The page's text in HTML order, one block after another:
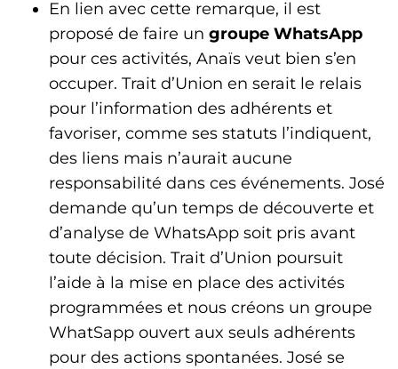
En lien avec cette remarque, il est
proposé de faire un groupe WhatsApp
pour ces activités, Anaïs veut bien s’en
occuper. Trait d’Union en serait le relais
pour l’information des adhérents et
favoriser, comme ses statuts l’indiquent,
des liens mais n’aurait aucune
responsabilité dans ces événements. José
demande qu’un temps de découverte et
d’analyse de WhatsApp soit pris avant
toute décision. Trait d’Union poursuit
l’aide à la mise en place des activités
programmées et nous créons un groupe
WhatSapp ouvert aux seuls adhérents
pour des actions spontanées. José se